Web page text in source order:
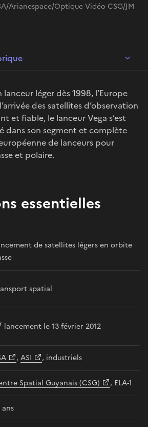
Arianespace/Optique Vidéo CSG/JM
léger dès 1998, l’Europe
des satellites d’observation
et fiable, le lanceur Vega s’est
dans son segment et complète
de lanceurs pour
et polaire.
essentielles
de satellites légers en orbite
spatial
lancement le 13 février 2012
, ASI , industriels
Spatial Guyanais (CSG) , ELA-1
ans